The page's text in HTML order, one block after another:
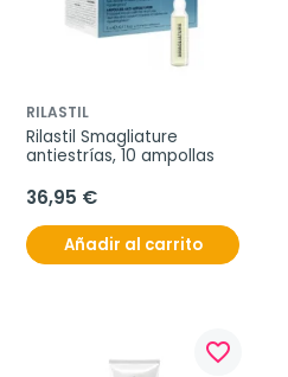
RILASTIL
Rilastil Smagliature
antiestrías, 10 ampollas
36,95 €
Añadir al carrito
favorite_border